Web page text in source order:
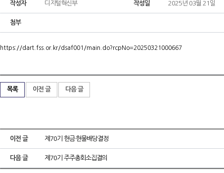
작성자 디지털혁신부 작성일 2025년 03월 21일
첨부
https://dart.fss.or.kr/dsaf001/main.do?rcpNo=20250321000667
목록 이전 글 다음 글
이전 글 제70기 현금·현물배당결정
다음 글 제70기 주주총회소집결의